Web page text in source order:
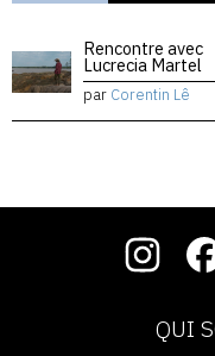
Rencontre avec
Lucrecia Martel
par Corentin Lê
QUI